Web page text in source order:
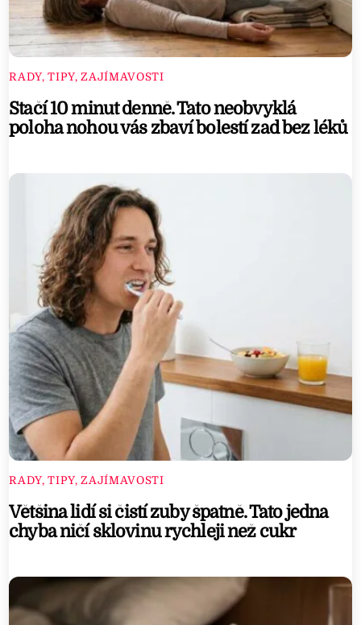
RADY, TIPY, ZAJÍMAVOSTI
Stačí 10 minut denně. Tato neobvyklá
poloha nohou vás zbaví bolestí zad bez léků
RADY, TIPY, ZAJÍMAVOSTI
Většina lidí si čistí zuby špatně. Tato jedna
chyba ničí sklovinu rychleji než cukr